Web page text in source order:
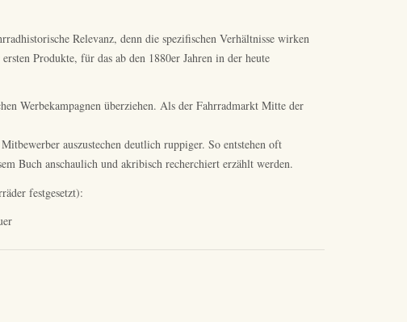
Relevanz, denn die spezifischen Verhältnisse wirken
Produkte, für das ab den 1880er Jahren in der heute
Werbekampagnen überziehen. Als der Fahrradmarkt Mitte der
auszustechen deutlich ruppiger. So entstehen oft
Buch anschaulich und akribisch recherchiert erzählt werden.
festgesetzt):